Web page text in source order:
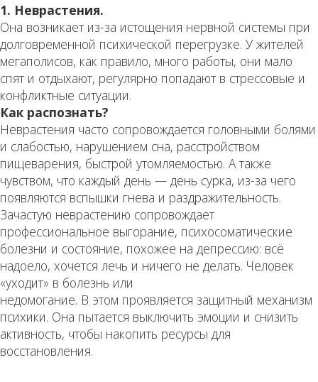
1. Неврастения.
Она возникает из-за истощения нервной системы при
долговременной психической перегрузке. У жителей
мегаполисов, как правило, много работы, они мало
спят и отдыхают, регулярно попадают в стрессовые и
конфликтные ситуации.
Как распознать?
Неврастения часто сопровождается головными болями
и слабостью, нарушением сна, расстройством
пищеварения, быстрой утомляемостью. А также
чувством, что каждый день — день сурка, из-за чего
появляются вспышки гнева и раздражительность.
Зачастую неврастению сопровождает
профессиональное выгорание, психосоматические
болезни и состояние, похожее на депрессию: всё
надоело, хочется лечь и ничего не делать. Человек
«уходит» в болезнь или
недомогание. В этом проявляется защитный механизм
психики. Она пытается выключить эмоции и снизить
активность, чтобы накопить ресурсы для
восстановления.